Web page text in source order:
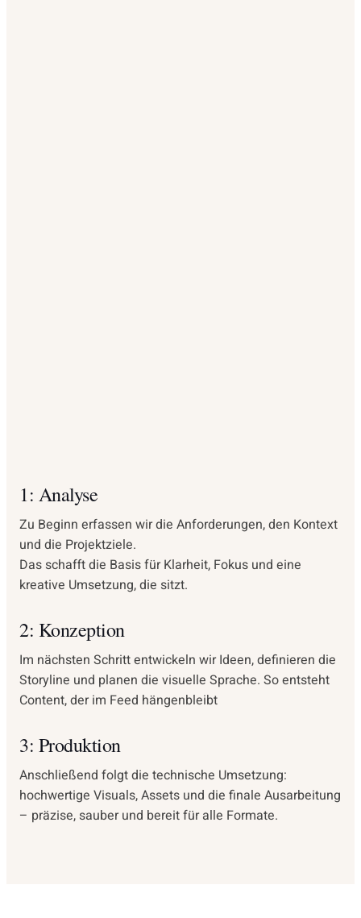
1: Analyse
Zu Beginn erfassen wir die Anforderungen, den Kontext
und die Projektziele.
Das schafft die Basis für Klarheit, Fokus und eine
kreative Umsetzung, die sitzt.
2: Konzeption
Im nächsten Schritt entwickeln wir Ideen, definieren die
Storyline und planen die visuelle Sprache. So entsteht
Content, der im Feed hängenbleibt
3: Produktion
Anschließend folgt die technische Umsetzung:
hochwertige Visuals, Assets und die finale Ausarbeitung
– präzise, sauber und bereit für alle Formate.